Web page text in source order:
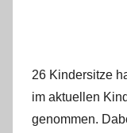
26 Kindersitze
im aktuellen
genommen.